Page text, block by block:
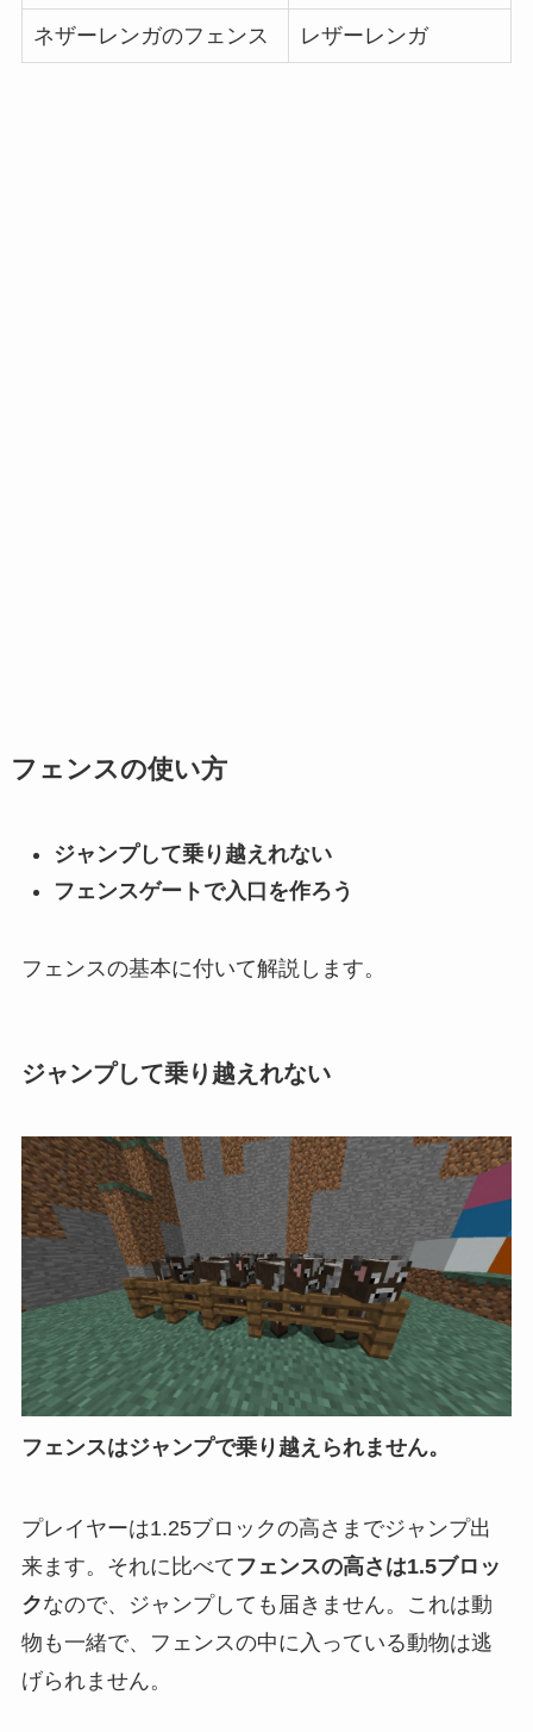
ネザーレンガのフェンス レザーレンガ
フェンスの使い方
ジャンプして乗り越えれない
フェンスゲートで入口を作ろう
フェンスの基本に付いて解説します。
ジャンプして乗り越えれない
フェンスはジャンプで乗り越えられません。
プレイヤーは1.25ブロックの高さまでジャンプ出
来ます。それに比べて フェンスの高さは1.5ブロッ
クなので、ジャンプしても届きません。これは動
物も一緒で、フェンスの中に入っている動物は逃
げられません。